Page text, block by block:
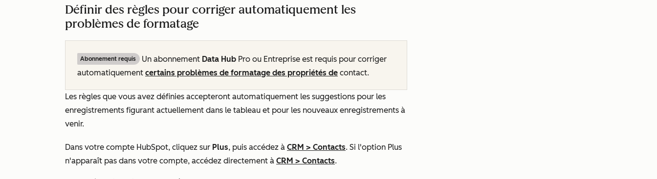
Définir des règles pour corriger automatiquement les
problèmes de formatage
Abonnement requis Un abonnement Data Hub Pro ou Entreprise est requis pour corriger
automatiquement certains problèmes de formatage des propriétés de contact.
Les règles que vous avez définies accepteront automatiquement les suggestions pour les
enregistrements figurant actuellement dans le tableau et pour les nouveaux enregistrements à
venir.
Dans votre compte HubSpot, cliquez sur Plus, puis accédez à CRM > Contacts. Si l'option Plus
n'apparaît pas dans votre compte, accédez directement à CRM > Contacts.